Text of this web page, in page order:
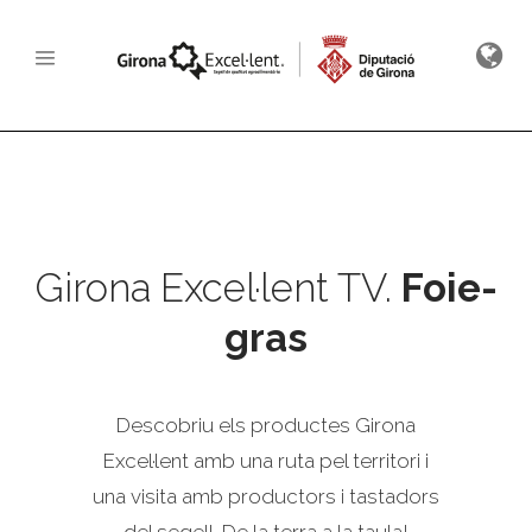
Girona Excel·lent TV. Foie-
gras
Descobriu els productes Girona
Excel·lent amb una ruta pel territori i
una visita amb productors i tastadors